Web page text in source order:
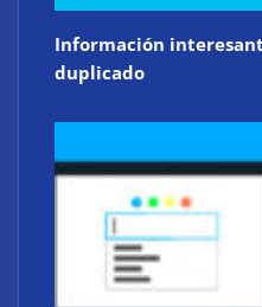
Información
duplicado